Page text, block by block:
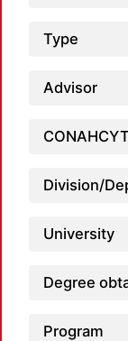
Type
Advisor
Division/
University
Degree
Program